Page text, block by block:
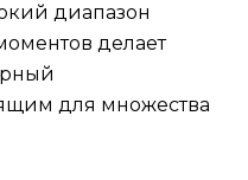
диапазон
делает
для множества